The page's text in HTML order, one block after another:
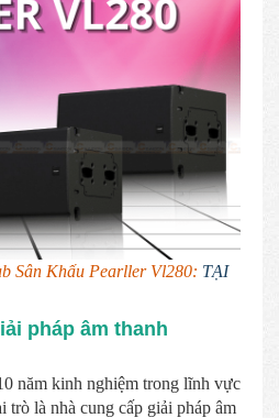
Sân Khấu Pearller Vl280: TẠI
pháp âm thanh
năm kinh nghiệm trong lĩnh vực
trò là nhà cung cấp giải pháp âm